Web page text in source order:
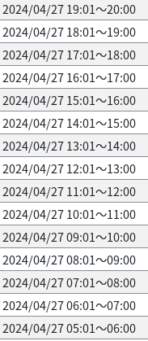
2024/04/27 19:01～20:00
2024/04/27 18:01～19:00
2024/04/27 17:01～18:00
2024/04/27 16:01～17:00
2024/04/27 15:01～16:00
2024/04/27 14:01～15:00
2024/04/27 13:01～14:00
2024/04/27 12:01～13:00
2024/04/27 11:01～12:00
2024/04/27 10:01～11:00
2024/04/27 09:01～10:00
2024/04/27 08:01～09:00
2024/04/27 07:01～08:00
2024/04/27 06:01～07:00
2024/04/27 05:01～06:00